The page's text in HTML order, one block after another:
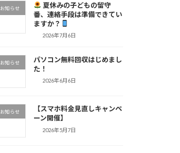
お知らせ
夏休みの子どもの留守
番、連絡手段は準備できてい
ますか？
2026年7月6日
お知らせ
パソコン無料回収はじめまし
た！
2026年6月6日
お知らせ
【スマホ料金見直しキャンペ
ーン開催】
2026年5月7日